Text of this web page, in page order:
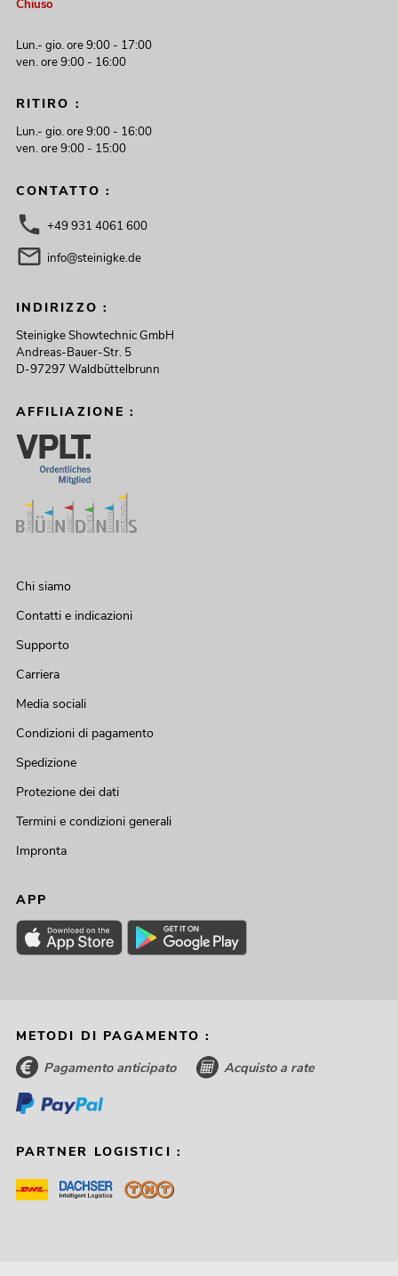
Chiuso
Lun.- gio. ore 9:00 - 17:00
ven. ore 9:00 - 16:00
RITIRO :
Lun.- gio. ore 9:00 - 16:00
ven. ore 9:00 - 15:00
CONTATTO :
+49 931 4061 600
info@steinigke.de
INDIRIZZO :
Steinigke Showtechnic GmbH
Andreas-Bauer-Str. 5
D-97297 Waldbüttelbrunn
AFFILIAZIONE :
Chi siamo
Contatti e indicazioni
Supporto
Carriera
Media sociali
Condizioni di pagamento
Spedizione
Protezione dei dati
Termini e condizioni generali
Impronta
APP
METODI DI PAGAMENTO :
Pagamento anticipato Acquisto a rate
PARTNER LOGISTICI :